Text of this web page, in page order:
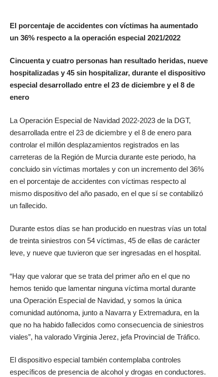
El porcentaje de accidentes con víctimas ha aumentado
un 36% respecto a la operación especial 2021/2022
Cincuenta y cuatro personas han resultado heridas, nueve
hospitalizadas y 45 sin hospitalizar, durante el dispositivo
especial desarrollado entre el 23 de diciembre y el 8 de
enero
La Operación Especial de Navidad 2022-2023 de la DGT,
desarrollada entre el 23 de diciembre y el 8 de enero para
controlar el millón desplazamientos registrados en las
carreteras de la Región de Murcia durante este periodo, ha
concluido sin víctimas mortales y con un incremento del 36%
en el porcentaje de accidentes con víctimas respecto al
mismo dispositivo del año pasado, en el que sí se contabilizó
un fallecido.
Durante estos días se han producido en nuestras vías un total
de treinta siniestros con 54 víctimas, 45 de ellas de carácter
leve, y nueve que tuvieron que ser ingresadas en el hospital.
“Hay que valorar que se trata del primer año en el que no
hemos tenido que lamentar ninguna víctima mortal durante
una Operación Especial de Navidad, y somos la única
comunidad autónoma, junto a Navarra y Extremadura, en la
que no ha habido fallecidos como consecuencia de siniestros
viales”, ha valorado Virginia Jerez, jefa Provincial de Tráfico.
El dispositivo especial también contemplaba controles
específicos de presencia de alcohol y drogas en conductores.